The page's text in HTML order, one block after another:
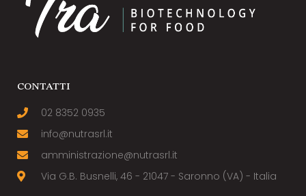
CONTATTI
02 8352 0935
info@nutrasrl.it
amministrazione@nutrasrl.it
Via G.B. Busnelli, 46 - 21047 - Saronno (VA) - Italia